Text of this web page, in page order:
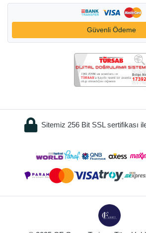
Güvenli Ödeme
Sitemiz 256 Bit SSL sertifikası